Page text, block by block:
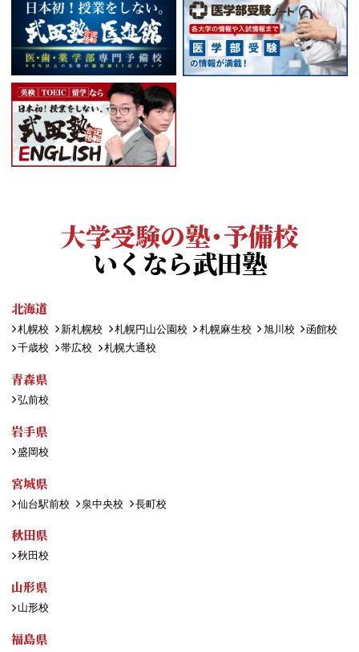
大学受験の塾・予備校
いくなら武田塾
北海道
札幌校 新札幌校 札幌円山公園校 札幌麻生校 旭川校
函館校
千歳校
帯広校 札幌大通校
青森県
弘前校
岩手県
盛岡校
宮城県
仙台駅前校 泉中央校 長町校
秋田県
秋田校
山形県
山形校
福島県